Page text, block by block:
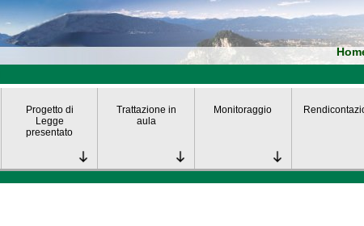
Progetto di
Legge
presentato
Trattazione in
aula
Monitoraggio